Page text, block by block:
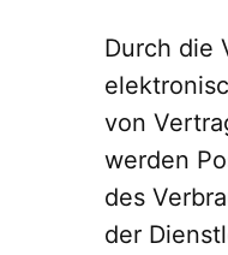
Durch die
von
werden
des
der